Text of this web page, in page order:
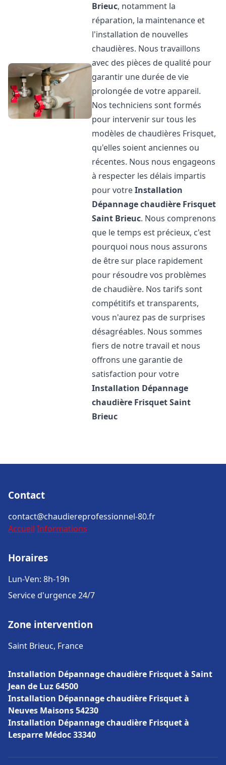
Brieuc, notamment la
réparation, la maintenance et
l'installation de nouvelles
chaudières. Nous travaillons
avec des pièces de qualité pour
garantir une durée de vie
prolongée de votre appareil.
Nos techniciens sont formés
pour intervenir sur tous les
modèles de chaudières Frisquet,
qu'elles soient anciennes ou
récentes. Nous nous engageons
à respecter les délais impartis
pour votreInstallation
Dépannage chaudière Frisquet
Saint Brieuc. Nous comprenons
que le temps est précieux, c'est
pourquoi nous nous assurons
de être sur place rapidement
pour résoudre vos problèmes
de chaudière. Nos tarifs sont
compétitifs et transparents,
vous n'aurez pas de surprises
désagréables. Nous sommes
fiers de notre travail et nous
offrons une garantie de
satisfaction pour votre
Installation Dépannage
chaudière FrisquetSaint
Brieuc
Contact
contact@chaudiereprofessionnel-80.fr
Accueil Informations
Horaires
Lun-Ven: 8h-19h
Service d'urgence 24/7
Zone intervention
Saint Brieuc, France
Installation Dépannage chaudière Frisquet à Saint
Jean de Luz 64500
Installation Dépannage chaudière Frisquet à
Neuves Maisons 54230
Installation Dépannage chaudière Frisquet à
Lesparre Médoc 33340